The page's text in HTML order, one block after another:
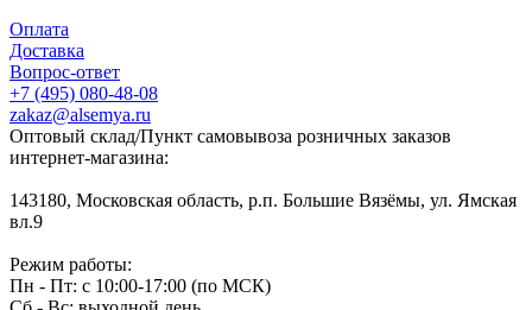
Оплата
Доставка
Вопрос-ответ
+7 (495) 080-48-08
zakaz@alsemya.ru
Оптовый склад/Пункт самовывоза розничных заказов
интернет-магазина:
143180, Московская область, р.п. Большие Вязёмы, ул. Ямская
вл.9
Режим работы:
Пн - Пт: с 10:00-17:00 (по МСК)